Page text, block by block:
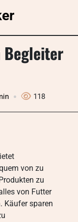
118
von zu
zu
von Futter
Käufer sparen